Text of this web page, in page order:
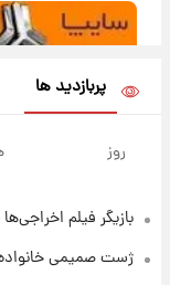
پربازدید ها
روز
بازیگر فیلم
ژست صمیمی خانواده ۴ نفره شیلا خداداد پربازدید شد +